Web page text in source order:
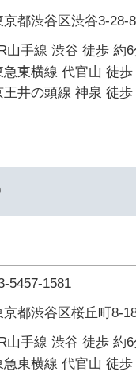
京都渋谷区渋谷3-28-8
山手線 渋谷 徒歩 約6
急東横線 代官山 徒歩
王井の頭線 神泉 徒歩
5457-1581
京都渋谷区桜丘町8-
山手線 渋谷 徒歩 約6
急東横線 代官山 徒歩